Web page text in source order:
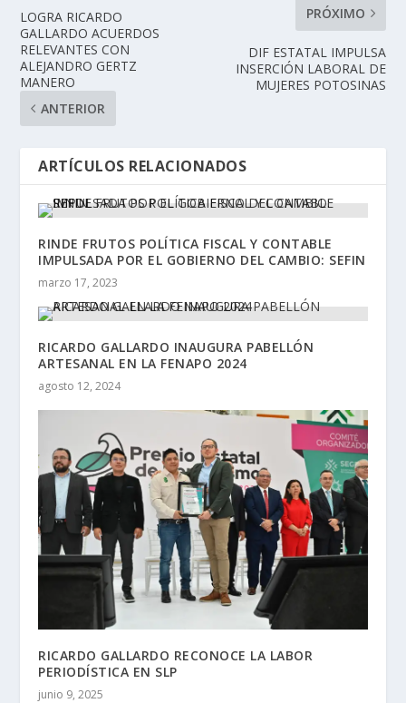
LOGRA RICARDO
GALLARDO ACUERDOS
RELEVANTES CON
ALEJANDRO GERTZ
MANERO
ANTERIOR
PRÓXIMO
DIF ESTATAL IMPULSA
INSERCIÓN LABORAL DE
MUJERES POTOSINAS
ARTÍCULOS RELACIONADOS
RINDE FRUTOS POLÍTICA FISCAL Y CONTABLE
IMPULSADA POR EL GOBIERNO DEL CAMBIO: SEFIN
marzo 17, 2023
RICARDO GALLARDO INAUGURA PABELLÓN
ARTESANAL EN LA FENAPO 2024
agosto 12, 2024
RICARDO GALLARDO RECONOCE LA LABOR
PERIODÍSTICA EN SLP
junio 9, 2025